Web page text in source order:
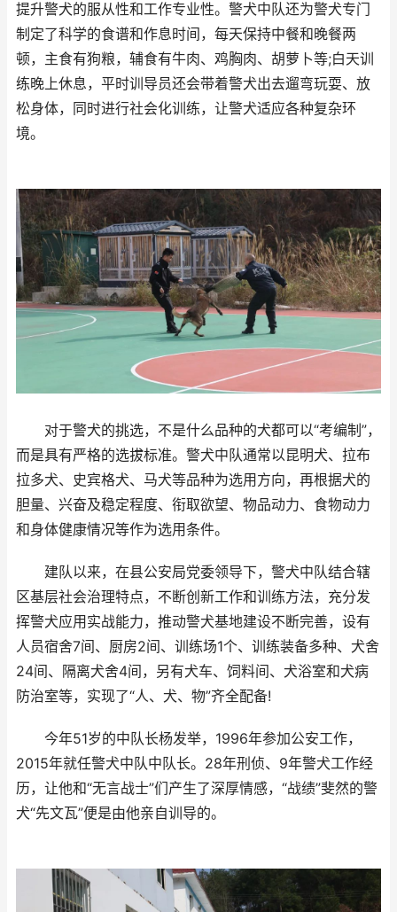
提升警犬的服从性和工作专业性。警犬中队还为警犬专门
制定了科学的食谱和作息时间，每天保持中餐和晚餐两
顿，主食有狗粮，辅食有牛肉、鸡胸肉、胡萝卜等;白天训
练晚上休息，平时训导员还会带着警犬出去遛弯玩耍、放
松身体，同时进行社会化训练，让警犬适应各种复杂环
境。
对于警犬的挑选，不是什么品种的犬都可以“考编制”，
而是具有严格的选拔标准。警犬中队通常以昆明犬、拉布
拉多犬、史宾格犬、马犬等品种为选用方向，再根据犬的
胆量、兴奋及稳定程度、衔取欲望、物品动力、食物动力
和身体健康情况等作为选用条件。
建队以来，在县公安局党委领导下，警犬中队结合辖
区基层社会治理特点，不断创新工作和训练方法，充分发
挥警犬应用实战能力，推动警犬基地建设不断完善，设有
人员宿舍7间、厨房2间、训练场1个、训练装备多种、犬舍
24间、隔离犬舍4间，另有犬车、饲料间、犬浴室和犬病
防治室等，实现了“人、犬、物”齐全配备!
今年51岁的中队长杨发举，1996年参加公安工作，
2015年就任警犬中队中队长。28年刑侦、9年警犬工作经
历，让他和“无言战士”们产生了深厚情感，“战绩”斐然的警
犬“先文瓦”便是由他亲自训导的。